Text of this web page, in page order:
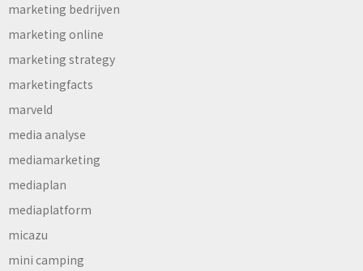
marketing bedrijven
marketing online
marketing strategy
marketingfacts
marveld
media analyse
mediamarketing
mediaplan
mediaplatform
micazu
mini camping